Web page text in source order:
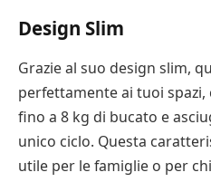
Design Slim
Grazie al suo design slim,
perfettamente ai tuoi
fino a 8 kg di bucato e
unico ciclo. Questa
utile per le famiglie o per